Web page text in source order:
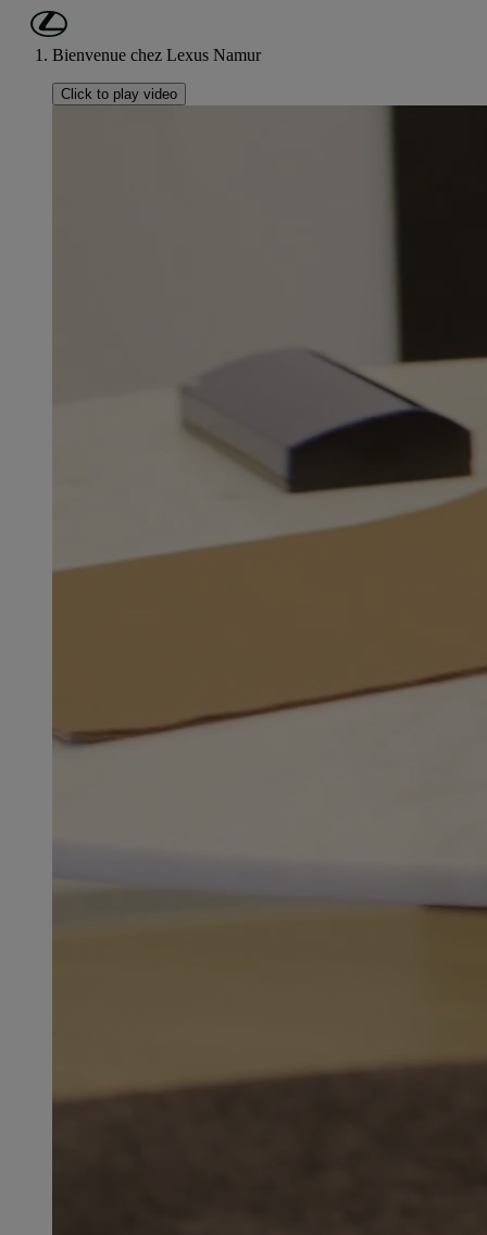
Passer au contenu principal
Bienvenue chez Lexus Namur
Click to play video